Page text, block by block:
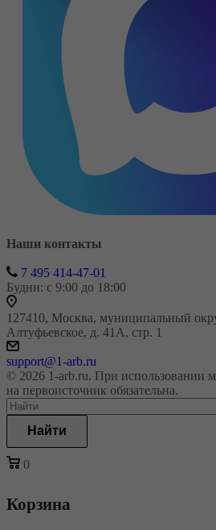
Наши контакты
7 495 414-47-01
Будни: с 9:00 до 18:00
127410, Москва, муниципальный
Алтуфьевское, д. 41А, стр. 1
support@1-arb.ru
© 2026 1-arb.ru. При использовании
на первоисточник обязательна.
Найти
0
Корзина